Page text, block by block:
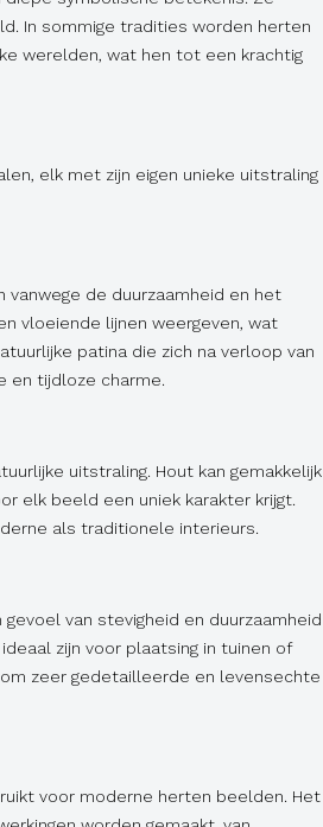
In sommige tradities worden herten
werelden, wat hen tot een krachtig
elk met zijn eigen unieke uitstraling
de duurzaamheid en het
vloeiende lijnen weergeven, wat
patina die zich na verloop van
en tijdloze charme.
uitstraling. Hout kan gemakkelijk
elk beeld een uniek karakter krijgt.
als traditionele interieurs.
van stevigheid en duurzaamheid
zijn voor plaatsing in tuinen of
zeer gedetailleerde en levensechte
voor moderne herten beelden. Het